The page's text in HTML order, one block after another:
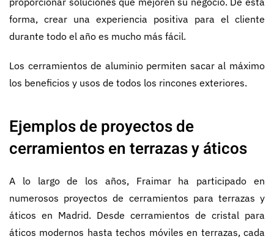
forma, crear una experiencia positiva para el cliente
durante todo el año es mucho más fácil.
Los cerramientos de aluminio permiten sacar al máximo
los beneficios y usos de todos los rincones exteriores.
Ejemplos de proyectos de
cerramientos en terrazas y áticos
A lo largo de los años, Fraimar ha participado en
numerosos proyectos de cerramientos para terrazas y
áticos en Madrid. Desde cerramientos de cristal para
áticos modernos hasta techos móviles en terrazas, cada